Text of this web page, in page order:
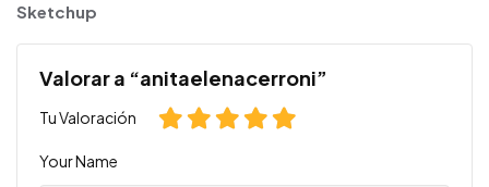
Sketchup
Valorar a “anitaelenacerroni”
Tu Valoración
Your Name